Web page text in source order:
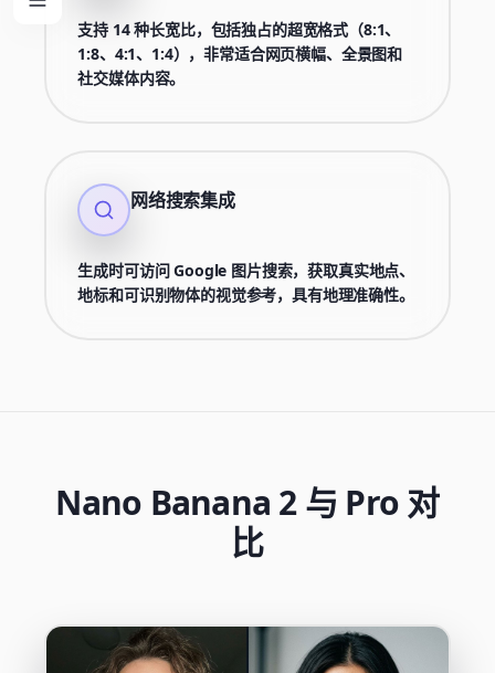
支持 14 种长宽比，包括独占的超宽格式（8:1、
1:8、4:1、1:4），非常适合网页横幅、全景图和
社交媒体内容。
网络搜索集成
生成时可访问 Google 图片搜索，获取真实地点、
地标和可识别物体的视觉参考，具有地理准确性。
Nano Banana 2 与 Pro 对
比